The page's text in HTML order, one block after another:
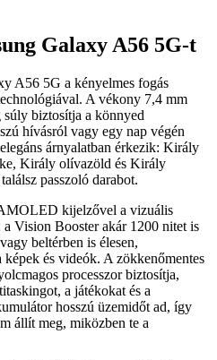
Galaxy A56 5G-t
A56 5G a kényelmes fogás
A vékony 7,4 mm
súly biztosítja a könnyed
hívásról vagy egy nap végén
árnyalatban érkezik: Király
Király olívazöld és Király
passzoló darabot.
kijelzővel a vizuális
Vision Booster akár 1200 nitet is
beltérben is élesen,
képek és videók. A zökkenőmentes
processzor biztosítja,
a játékokat és a
hosszú üzemidőt ad, így
állít meg, miközben te a